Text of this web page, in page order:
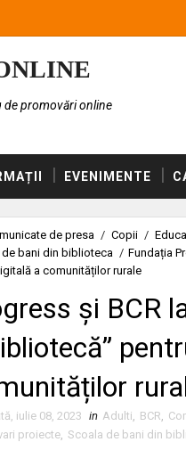
de promovări online
EVENIMENTE
de presa / Copii /
bani din biblioteca / Fundația
a comunităților rurale
și BCR
iulie 08, 2023 in Adulti, BCR,
proiecte, Scoala de bani din